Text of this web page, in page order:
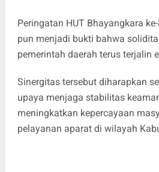
Peringatan HUT Bhayangkara
pun menjadi bukti bahwa
pemerintah daerah terus terjalin
Sinergitas tersebut diharapkan
upaya menjaga stabilitas
meningkatkan kepercayaan
pelayanan aparat di wilayah